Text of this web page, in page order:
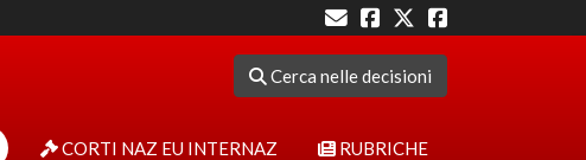
Cerca nelle decisioni
CORTI NAZ EU INTERNAZ RUBRICHE